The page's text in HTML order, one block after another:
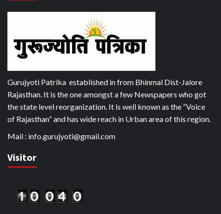
Gurujyoti Patrika established in from Bhinmal Dist-Jalore
Rajasthan. It is the one amongst a few Newspapers who got
the state level reorganization. It is well known as the “Voice
of Rajasthan” and has wide reach in Urban area of this region.
Mail : info.gurujyoti@gmail.com
Visitor